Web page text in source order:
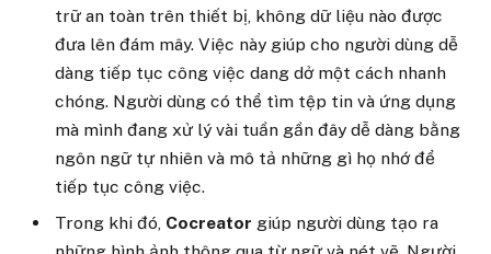
trữ an toàn trên thiết bị, không dữ liệu nào được
đưa lên đám mây. Việc này giúp cho người dùng dễ
dàng tiếp tục công việc dang dở một cách nhanh
chóng. Người dùng có thể tìm tệp tin và ứng dụng
mà mình đang xử lý vài tuần gần đây dễ dàng bằng
ngôn ngữ tự nhiên và mô tả những gì họ nhớ để
tiếp tục công việc.
Trong khi đó, Cocreator giúp người dùng tạo ra